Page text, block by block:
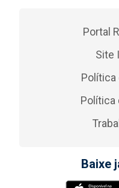
Portal
Site
Política
Política
Baixe